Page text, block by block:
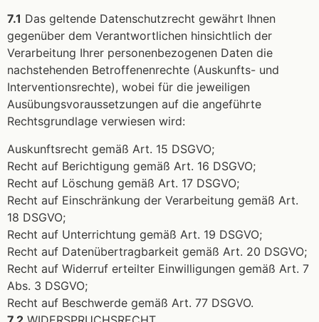
7.1 Das geltende Datenschutzrecht gewährt Ihnen
gegenüber dem Verantwortlichen hinsichtlich der
Verarbeitung Ihrer personenbezogenen Daten die
nachstehenden Betroffenenrechte (Auskunfts- und
Interventionsrechte), wobei für die jeweiligen
Ausübungsvoraussetzungen auf die angeführte
Rechtsgrundlage verwiesen wird:
Auskunftsrecht gemäß Art. 15 DSGVO;
Recht auf Berichtigung gemäß Art. 16 DSGVO;
Recht auf Löschung gemäß Art. 17 DSGVO;
Recht auf Einschränkung der Verarbeitung gemäß Art.
18 DSGVO;
Recht auf Unterrichtung gemäß Art. 19 DSGVO;
Recht auf Datenübertragbarkeit gemäß Art. 20 DSGVO;
Recht auf Widerruf erteilter Einwilligungen gemäß Art. 7
Abs. 3 DSGVO;
Recht auf Beschwerde gemäß Art. 77 DSGVO.